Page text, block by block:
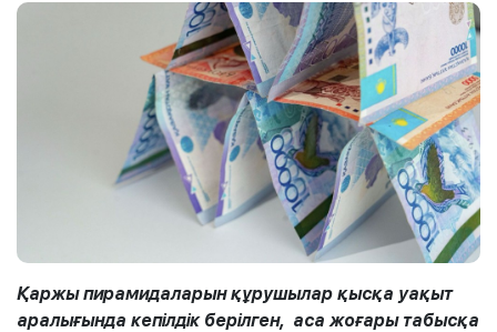
Қаржы пирамидаларын құрушылар қысқа уақыт
аралығында кепілдік берілген, аса жоғары табысқа